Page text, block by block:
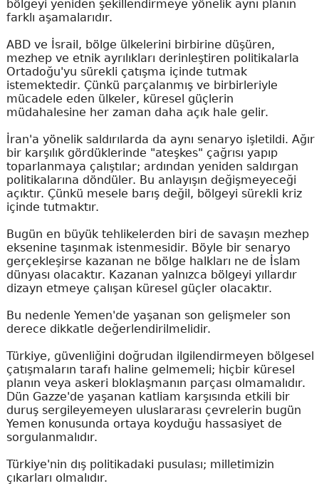
bölgeyi yeniden şekillendirmeye yönelik aynı planın
farklı aşamalarıdır.
ABD ve İsrail, bölge ülkelerini birbirine düşüren,
mezhep ve etnik ayrılıkları derinleştiren politikalarla
Ortadoğu'yu sürekli çatışma içinde tutmak
istemektedir. Çünkü parçalanmış ve birbirleriyle
mücadele eden ülkeler, küresel güçlerin
müdahalesine her zaman daha açık hale gelir.
İran'a yönelik saldırılarda da aynı senaryo işletildi. Ağır
bir karşılık gördüklerinde "ateşkes" çağrısı yapıp
toparlanmaya çalıştılar; ardından yeniden saldırgan
politikalarına döndüler. Bu anlayışın değişmeyeceği
açıktır. Çünkü mesele barış değil, bölgeyi sürekli kriz
içinde tutmaktır.
Bugün en büyük tehlikelerden biri de savaşın mezhep
eksenine taşınmak istenmesidir. Böyle bir senaryo
gerçekleşirse kazanan ne bölge halkları ne de İslam
dünyası olacaktır. Kazanan yalnızca bölgeyi yıllardır
dizayn etmeye çalışan küresel güçler olacaktır.
Bu nedenle Yemen'de yaşanan son gelişmeler son
derece dikkatle değerlendirilmelidir.
Türkiye, güvenliğini doğrudan ilgilendirmeyen bölgesel
çatışmaların tarafı haline gelmemeli; hiçbir küresel
planın veya askeri bloklaşmanın parçası olmamalıdır.
Dün Gazze'de yaşanan katliam karşısında etkili bir
duruş sergileyemeyen uluslararası çevrelerin bugün
Yemen konusunda ortaya koyduğu hassasiyet de
sorgulanmalıdır.
Türkiye'nin dış politikadaki pusulası; milletimizin
çıkarları olmalıdır.